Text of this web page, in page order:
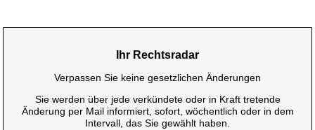
Ihr Rechtsradar
Verpassen Sie keine gesetzlichen Änderungen
Sie werden über jede verkündete oder in Kraft tretende
Änderung per Mail informiert, sofort, wöchentlich oder in dem
Intervall, das Sie gewählt haben.